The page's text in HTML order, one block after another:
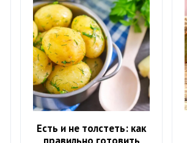
Есть и не толстеть: как